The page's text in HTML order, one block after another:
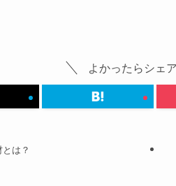
よかったらシェ
は？